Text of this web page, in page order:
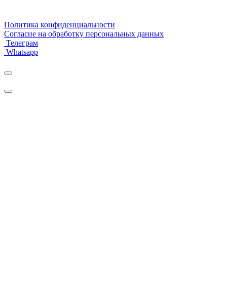
Политика конфиденциальности
Согласие на обработку персональных данных
Телеграм
Whatsapp